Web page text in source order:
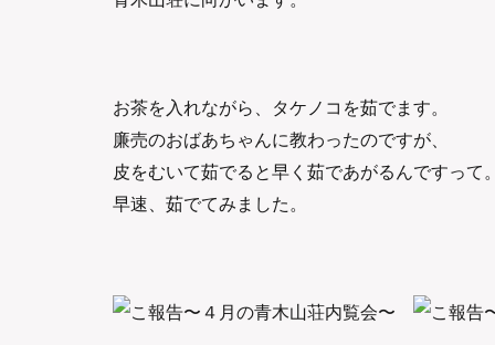
お茶を入れながら、タケノコを茹でます。
廉売のおばあちゃんに教わったのですが、
皮をむいて茹でると早く茹であがるんですって
早速、茹でてみました。